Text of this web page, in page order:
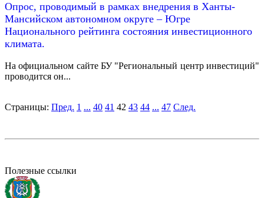
Опрос, проводимый в рамках внедрения в Ханты-
Мансийском автономном округе – Югре
Национального рейтинга состояния инвестиционного
климата.
На официальном сайте БУ "Региональный центр инвестиций"
проводится он...
Страницы: Пред. 1 ... 40 41 42 43 44 ... 47 След.
Полезные ссылки